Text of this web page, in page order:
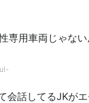
専用車両じゃな
会話してるJKが